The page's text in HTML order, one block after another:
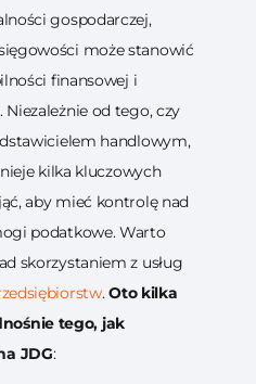
gospodarczej,
może stanowić
finansowej i
od tego, czy
handlowym,
kilka kluczowych
aby mieć kontrolę nad
podatkowe. Warto
skorzystaniem z usług
.Oto kilka
tego, jak
JDG: